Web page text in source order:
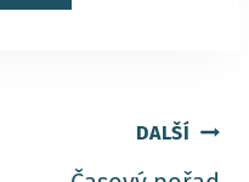
DALŠÍ